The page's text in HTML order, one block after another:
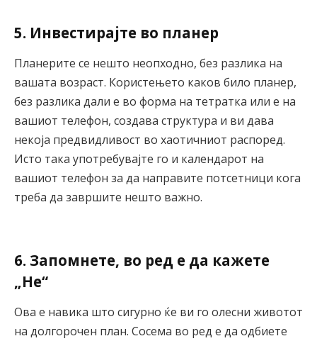
5. Инвестирајте во планер
Планерите се нешто неопходно, без разлика на
вашата возраст. Користењето каков било планер,
без разлика дали е во форма на тетратка или е на
вашиот телефон, создава структура и ви дава
некоја предвидливост во хаотичниот распоред.
Исто така употребувајте го и календарот на
вашиот телефон за да направите потсетници кога
треба да завршите нешто важно.
6. Запомнете, во ред е да кажете
„Не“
Ова е навика што сигурно ќе ви го олесни животот
на долгорочен план. Сосема во ред е да одбиете